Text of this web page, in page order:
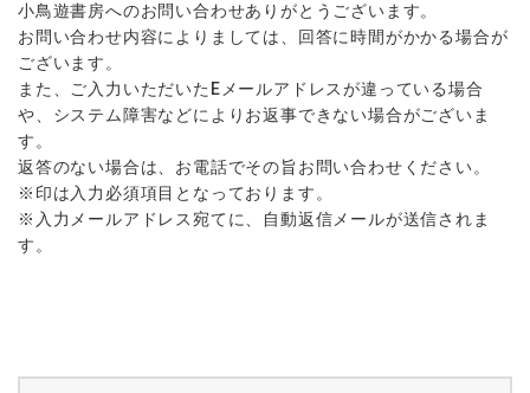
小鳥遊書房へのお問い合わせありがとうございます。
お問い合わせ内容によりましては、回答に時間がかかる場合が
ございます。
また、ご入力いただいたEメールアドレスが違っている場合
や、システム障害などによりお返事できない場合がございま
す。
返答のない場合は、お電話でその旨お問い合わせください。
※印は入力必須項目となっております。
※入力メールアドレス宛てに、自動返信メールが送信されま
す。